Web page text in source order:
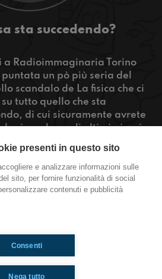
sta succedendo?
Radioimmaginaria Torino
un pò più seria del
scandalo de La fisica che ci
tutto quello che sta
di cui sicuramente avrete
negli ultimi giorni.
presenti in questo sito
e analizzare informazioni sulle
sito, per fornire funzionalità di social
contenuti e pubblicità
Nega tutto
Consenti